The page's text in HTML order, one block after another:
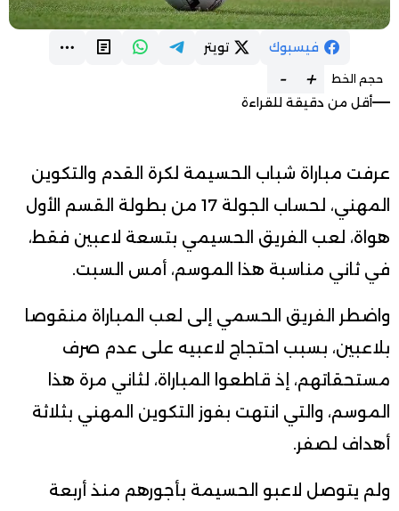
فيسبوك تويتر
حجم الخط +
-
أقل من دقيقة للقراءة
عرفت مباراة شباب الحسيمة لكرة القدم والتكوين
المهني، لحساب الجولة 17 من بطولة القسم الأول
هواة، لعب الفريق الحسيمي بتسعة لاعبين فقط،
في ثاني مناسبة هذا الموسم، أمس السبت.
واضطر الفريق الحسمي إلى لعب المباراة منقوصا
بلاعبين، بسبب احتجاج لاعبيه على عدم صرف
مستحقاتهم، إذ قاطعوا المباراة، لثاني مرة هذا
الموسم، والتي انتهت بفوز التكوين المهني بثلاثة
أهداف لصفر.
ولم يتوصل لاعبو الحسيمة بأجورهم منذ أربعة